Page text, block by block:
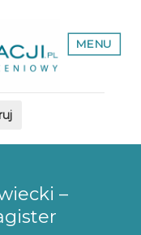
MENU
–